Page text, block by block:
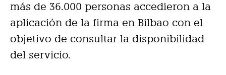
más de 36.000 personas accedieron a la
aplicación de la firma en Bilbao con el
objetivo de consultar la disponibilidad
del servicio.